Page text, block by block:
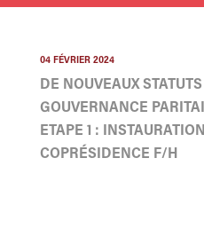
04 FÉVRIER 2024
DE NOUVEAUX
GOUVERNANCE
ETAPE 1 :
COPRÉSIDENCE F/H